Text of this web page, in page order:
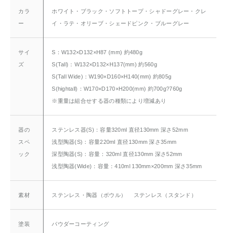
カラ
ー
ホワイト・ブラック・ソフトトープ・シャドーグレー・クレ
イ・ラテ・オリーブ・シェードピンク・ブルーグレー
サイ
ズ
S：W132×D132×H87 (mm) 約480g
S(Tall)：W132×D132×H137(mm) 約560g
S(Tall Wide)：W190×D160×H140(mm) 約805g
S(hightall)：W170×D170×H200(mm) 約700g?760g
※重量は組合せする器の種類により増減あり
器の
スペ
ック
ステンレス器(S)：容量320ml 直径130mm 深さ52mm
浅型陶器(S)：容量220ml 直径130mm 深さ35mm
深型陶器(S)：容量：320ml 直径130mm 深さ52mm
浅型陶器(Wide)：容量：410ml 130mm×200mm 深さ35mm
素材 ステンレス・陶器（ボウル） ステンレス（スタンド）
塗装 パウダーコーティング